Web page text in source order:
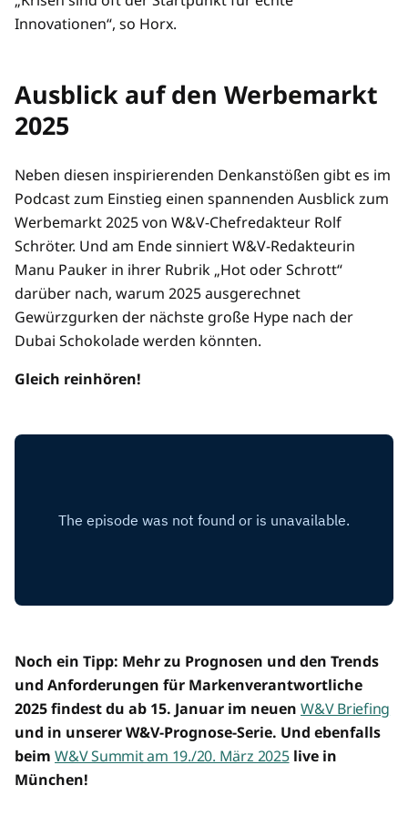
Innovationen“, so Horx.
Ausblick auf den Werbemarkt
2025
Neben diesen inspirierenden Denkanstößen gibt es im
Podcast zum Einstieg einen spannenden Ausblick zum
Werbemarkt 2025 von W&V-Chefredakteur Rolf
Schröter. Und am Ende sinniert W&V-Redakteurin
Manu Pauker in ihrer Rubrik „Hot oder Schrott“
darüber nach, warum 2025 ausgerechnet
Gewürzgurken der nächste große Hype nach der
Dubai Schokolade werden könnten.
Gleich reinhören!
Noch ein Tipp: Mehr zu Prognosen und den Trends
und Anforderungen für Markenverantwortliche
2025 findest du ab 15. Januar im neuen W&V Briefing
und in unserer W&V-Prognose-Serie. Und ebenfalls
beim W&V Summit am 19./20. März 2025live in
München!